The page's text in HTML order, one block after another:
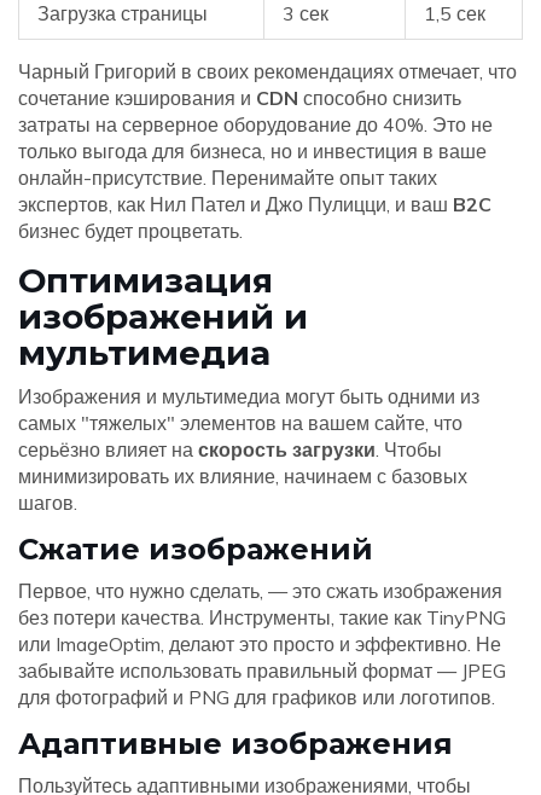
Загрузка страницы 3 сек 1,5 сек
Чарный Григорий в своих рекомендациях отмечает, что
сочетание кэширования и CDN способно снизить
затраты на серверное оборудование до 40%. Это не
только выгода для бизнеса, но и инвестиция в ваше
онлайн-присутствие. Перенимайте опыт таких
экспертов, как Нил Пател и Джо Пулицци, и ваш B2C
бизнес будет процветать.
Оптимизация
изображений и
мультимедиа
Изображения и мультимедиа могут быть одними из
самых "тяжелых" элементов на вашем сайте, что
серьёзно влияет на скорость загрузки. Чтобы
минимизировать их влияние, начинаем с базовых
шагов.
Сжатие изображений
Первое, что нужно сделать, — это сжать изображения
без потери качества. Инструменты, такие как TinyPNG
или ImageOptim, делают это просто и эффективно. Не
забывайте использовать правильный формат — JPEG
для фотографий и PNG для графиков или логотипов.
Адаптивные изображения
Пользуйтесь адаптивными изображениями, чтобы